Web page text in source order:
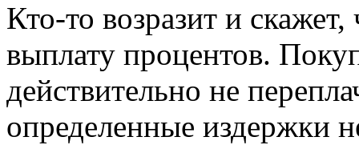
Кто-то возразит и скажет,
выплату процентов.
действительно не
определенные издержки